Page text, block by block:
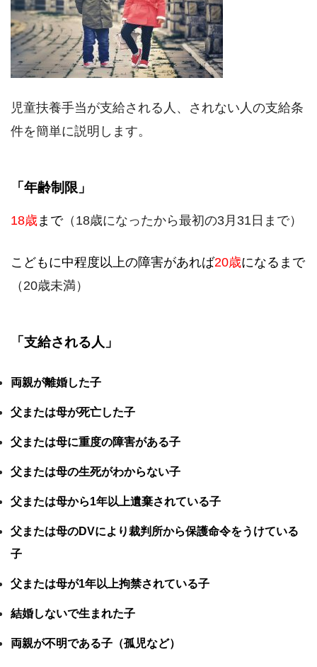
児童扶養手当が支給される人、されない人の支給条
件を簡単に説明します。
「年齢制限」
18歳まで（18歳になったから最初の3月31日まで）
こどもに中程度以上の障害があれば20歳になるまで
（20歳未満）
「支給される人」
両親が離婚した子
父または母が死亡した子
父または母に重度の障害がある子
父または母の生死がわからない子
父または母から1年以上遺棄されている子
父または母のDVにより裁判所から保護命令をうけている
子
父または母が1年以上拘禁されている子
結婚しないで生まれた子
両親が不明である子（孤児など）